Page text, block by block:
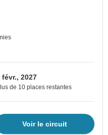
févr., 2027
de 10 places restantes
Voir le circuit